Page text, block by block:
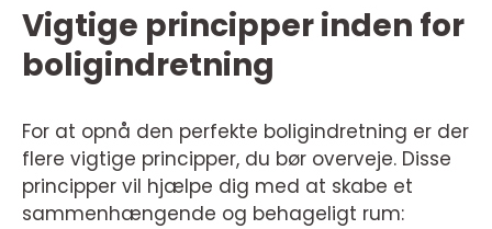
Vigtige principper inden for
boligindretning
For at opnå den perfekte boligindretning er der
flere vigtige principper, du bør overveje. Disse
principper vil hjælpe dig med at skabe et
sammenhængende og behageligt rum: